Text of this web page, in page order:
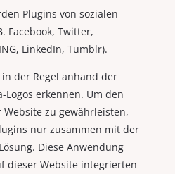
Plugins von sozialen
Facebook, Twitter,
LinkedIn, Tumblr).
der Regel anhand der
Logos erkennen. Um den
zu gewährleisten,
nur zusammen mit der
Diese Anwendung
dieser Website integrierten